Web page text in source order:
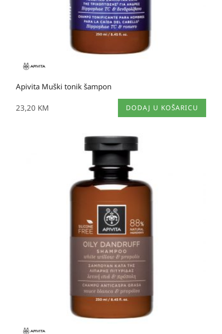
Apivita Muški tonik šampon
23,20 KM DODAJ U KOŠARICU